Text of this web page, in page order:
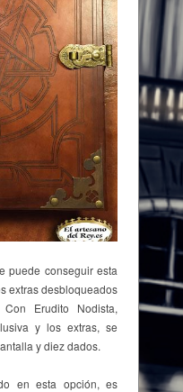
puede conseguir esta
extras desbloqueados
Erudito Nodista,
y los extras, se
y diez dados.
en esta opción, es